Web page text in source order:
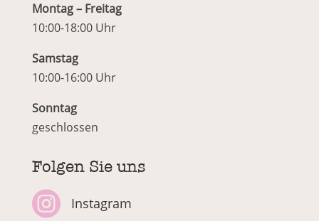
Montag – Freitag
10:00-18:00 Uhr
Samstag
10:00-16:00 Uhr
Sonntag
geschlossen
Folgen Sie uns
 Instagram